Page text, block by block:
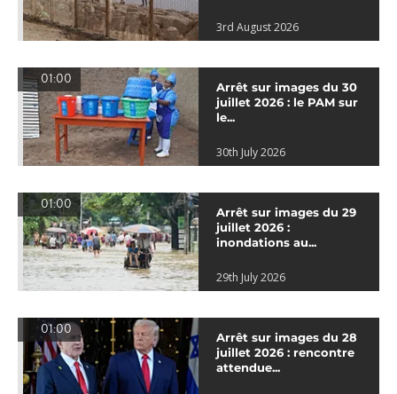
3rd August 2026
01:00
Arrêt sur images du 30
juillet 2026 : le PAM sur
le...
30th July 2026
01:00
Arrêt sur images du 29
juillet 2026 :
inondations au...
29th July 2026
01:00
Arrêt sur images du 28
juillet 2026 : rencontre
attendue...